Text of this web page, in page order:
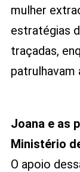
mulher
estratégias
traçadas,
patrulhavam
Joana e as
Ministério
O apoio